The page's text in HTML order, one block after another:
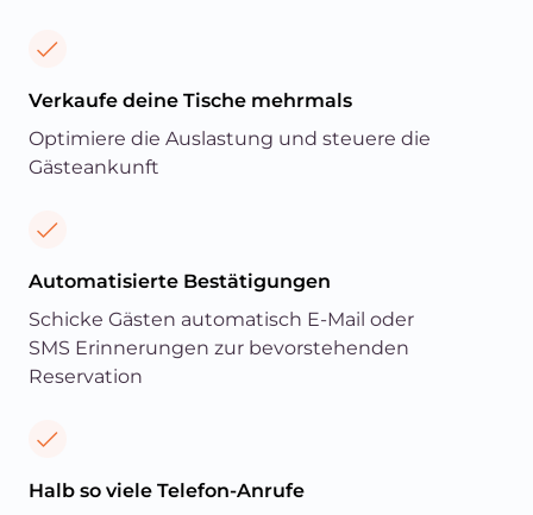
Verkaufe deine Tische mehrmals
Optimiere die Auslastung und steuere die
Gästeankunft
Automatisierte Bestätigungen
Schicke Gästen automatisch E-Mail oder
SMS Erinnerungen zur bevorstehenden
Reservation
Halb so viele Telefon-Anrufe